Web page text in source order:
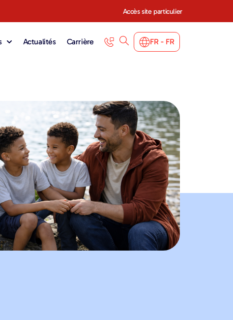
Accès site particulier
Actualités Carrière FR - FR